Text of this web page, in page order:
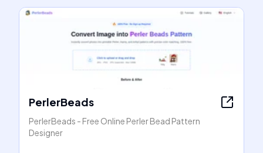
PerlerBeads
PerlerBeads - Free Online Perler Bead Pattern
Designer